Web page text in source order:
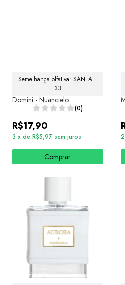
Semelhança olfativa: SANTAL
33
Domini - Nuancielo
(0)
R$17,90
3 x de R$5,97 sem juros
Comprar
2